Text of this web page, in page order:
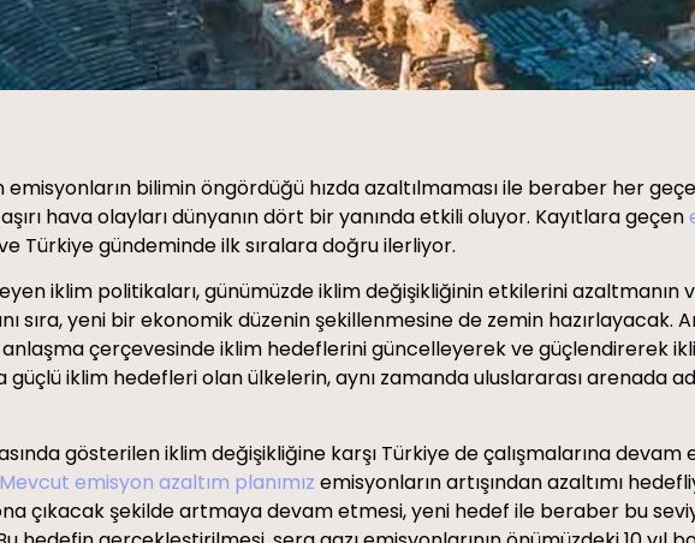
emisyonların bilimin öngördüğü hızda azaltılmaması ile beraber her
hava olayları dünyanın dört bir yanında etkili oluyor. Kayıtlara geçen
Türkiye gündeminde ilk sıralara doğru ilerliyor.
iklim politikaları, günümüzde iklim değişikliğinin etkilerini
sıra, yeni bir ekonomik düzenin şekillenmesine de zemin hazırlayacak.
çerçevesinde iklim hedeflerini güncelleyerek ve güçlendirerek
güçlü iklim hedefleri olan ülkelerin, aynı zamanda uluslararası arenada
gösterilen iklim değişikliğine karşı Türkiye de çalışmalarına
Mevcut emisyon azaltım planımız emisyonların artışından azaltımı
çıkacak şekilde artmaya devam etmesi, yeni hedef ile beraber bu